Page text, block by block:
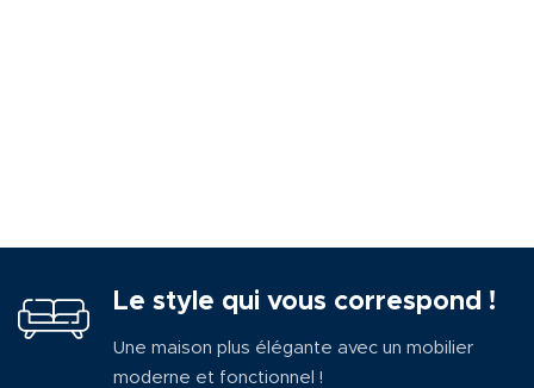
Le style qui vous correspond !
Une maison plus élégante avec un mobilier
moderne et fonctionnel !